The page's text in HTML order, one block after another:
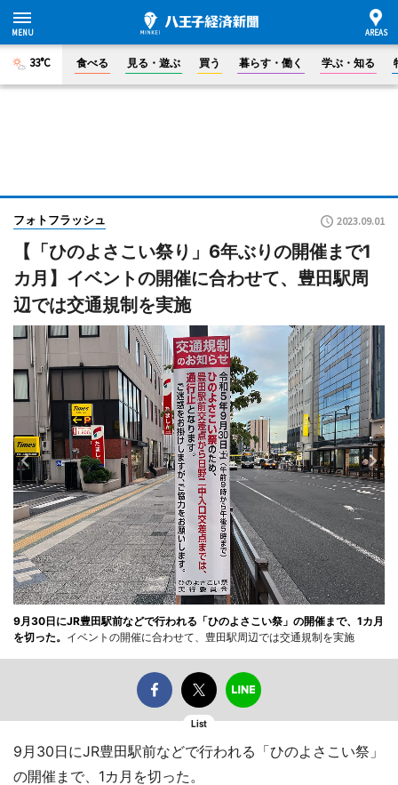
33°C 食べる 見る・遊ぶ 買う 暮らす・働く 学ぶ・知る
フォトフラッシュ 2023.09.01
【「ひのよさこい祭り」6年ぶりの開催まで1
カ月】イベントの開催に合わせて、豊田駅周
辺では交通規制を実施
9月30日にJR豊田駅前などで行われる「ひのよさこい祭」の開催まで、1カ月
を切った。 イベントの開催に合わせて、豊田駅周辺では交通規制を実施
List
9月30日にJR豊田駅前などで行われる「ひのよさこい祭」
の開催まで、1カ月を切った。